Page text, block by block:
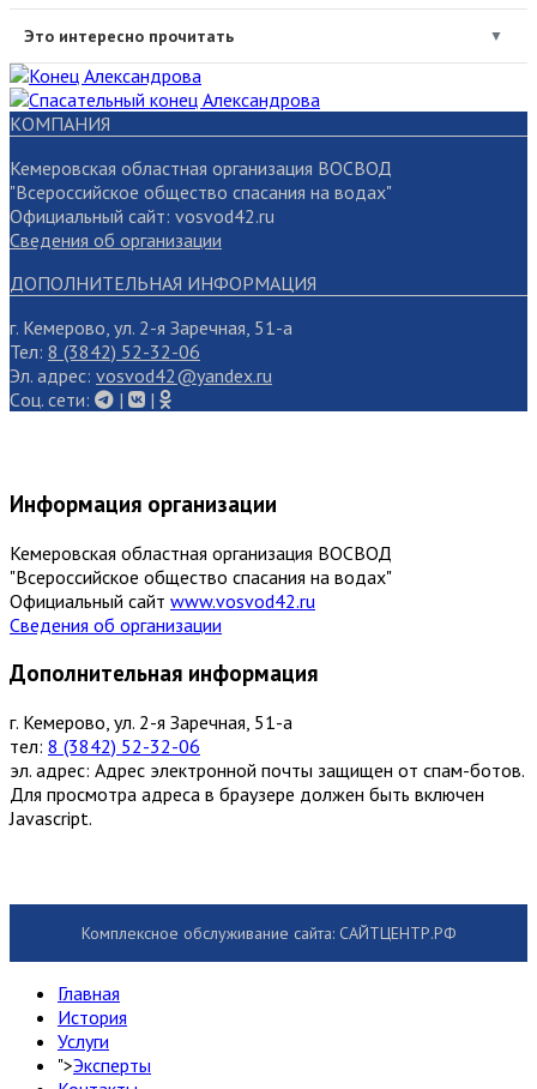
Это интересно прочитать ▼
КОМПАНИЯ
Кемеровская областная организация ВОСВОД
"Всероссийское общество спасания на водах"
Официальный сайт: vosvod42.ru
Сведения об организации
ДОПОЛНИТЕЛЬНАЯ ИНФОРМАЦИЯ
г. Кемерово, ул. 2-я Заречная, 51-а
Тел: 8 (3842) 52-32-06
Эл. адрес: vosvod42@yandex.ru
Cоц. сети:
| |
Информация организации
Кемеровская областная организация ВОСВОД
"Всероссийское общество спасания на водах"
Официальный сайт www.vosvod42.ru
Сведения об организации
Дополнительная информация
г. Кемерово, ул. 2-я Заречная, 51-а
тел: 8 (3842) 52-32-06
эл. адрес: Адрес электронной почты защищен от спам-ботов.
Для просмотра адреса в браузере должен быть включен
Javascript.
Комплексное обслуживание сайта: САЙТЦЕНТР.РФ
Главная
История
Услуги
">Эксперты